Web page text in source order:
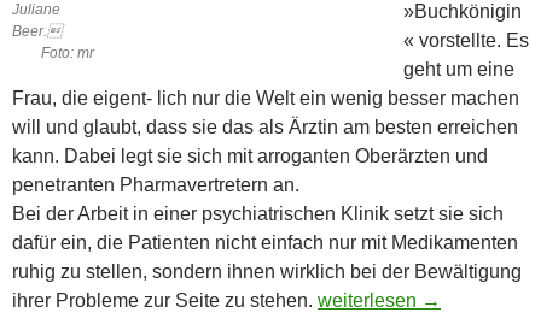
Juliane
Beer.
Foto: mr
»Buchkönigin
« vorstellte. Es
geht um eine
Frau, die eigent- lich nur die Welt ein wenig besser machen
will und glaubt, dass sie das als Ärztin am besten erreichen
kann. Dabei legt sie sich mit arroganten Oberärzten und
penetranten Pharmavertretern an.
Bei der Arbeit in einer psychiatrischen Klinik setzt sie sich
dafür ein, die Patienten nicht einfach nur mit Medikamenten
ruhig zu stellen, sondern ihnen wirklich bei der Bewältigung
ihrer Probleme zur Seite zu stehen. Von Frauen, die die Welt
weiterlesen →